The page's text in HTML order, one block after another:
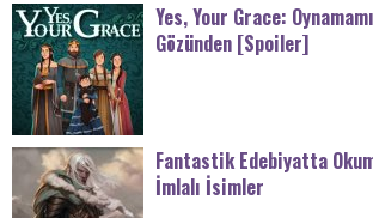
Yes, Your Grace:
Gözünden [Spoiler]
Fantastik Edebiyatta
İmlalı İsimler